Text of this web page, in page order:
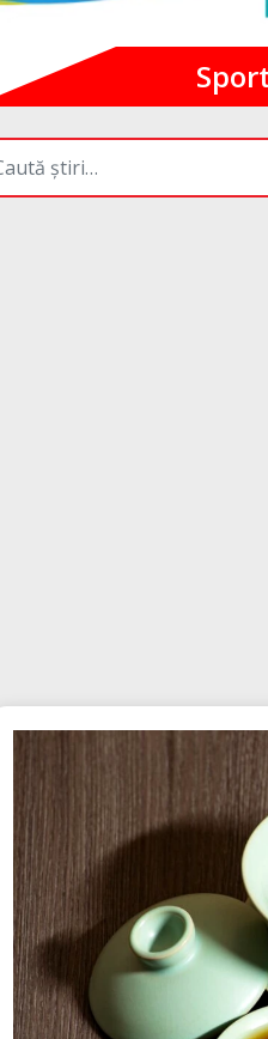
Sport